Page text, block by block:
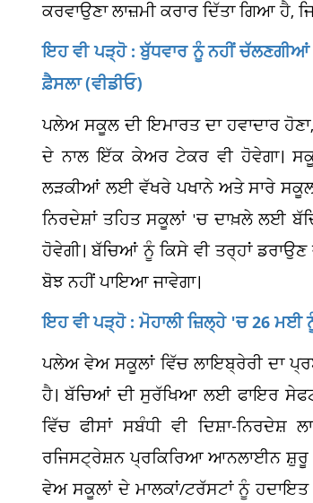
ਕਰਵਾਉਣਾ ਲਾਜ਼ਮੀ ਕਰਾਰ ਦਿੱਤਾ ਗਿਆ ਹੈ,
ਇਹ ਵੀ ਪੜ੍ਹੋ : ਬੁੱਧਵਾਰ ਨੂੰ ਨਹੀਂ
ਫ਼ੈਸਲਾ (ਵੀਡੀਓ)
ਪਲੇਅ ਸਕੂਲ ਦੀ ਇਮਾਰਤ ਦਾ ਹਵਾਦਾਰ
ਦੇ ਨਾਲ ਇੱਕ ਕੇਅਰ ਟੇਕਰ ਵੀ ਹੋਵੇਗਾ।
ਲੜਕੀਆਂ ਲਈ ਵੱਖਰੇ ਪਖਾਨੇ ਅਤੇ ਸਾਰੇ ਸਕੂਲਾਂ
ਨਿਰਦੇਸ਼ਾਂ ਤਹਿਤ ਸਕੂਲਾਂ 'ਚ ਦਾਖ਼ਲੇ ਲਈ
ਹੋਵੇਗੀ। ਬੱਚਿਆਂ ਨੂੰ ਕਿਸੇ ਵੀ ਤਰ੍ਹਾਂ
ਬੋਝ ਨਹੀਂ ਪਾਇਆ ਜਾਵੇਗਾ।
ਇਹ ਵੀ ਪੜ੍ਹੋ : ਮੋਹਾਲੀ ਜ਼ਿਲ੍ਹੇ 'ਚ 26 ਮਈ
ਪਲੇਅ ਵੇਅ ਸਕੂਲਾਂ ਵਿੱਚ ਲਾਇਬ੍ਰੇਰੀ ਦਾ
ਹੈ। ਬੱਚਿਆਂ ਦੀ ਸੁਰੱਖਿਆ ਲਈ ਫਾਇਰ
ਵਿੱਚ ਫੀਸਾਂ ਸਬੰਧੀ ਵੀ ਦਿਸ਼ਾ-
ਰਜਿਸਟ੍ਰੇਸ਼ਨ ਪ੍ਰਕਿਰਿਆ ਆਨਲਾਈਨ ਸ਼ੁਰੂ
ਵੇਅ ਸਕੂਲਾਂ ਦੇ ਮਾਲਕਾਂ/ਟਰੱਸਟਾਂ ਨੂੰ